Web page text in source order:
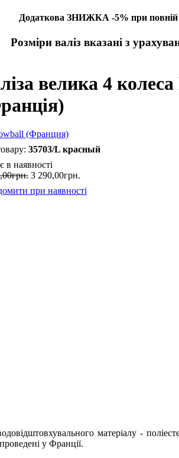
Додаткова ЗНИЖКА -5% при повній
Розміри валіз вказані з
велика 4
35703/L красный
в наявності
,00грн. 3 290,00грн.
при наявності
матеріалу -
у Франції.